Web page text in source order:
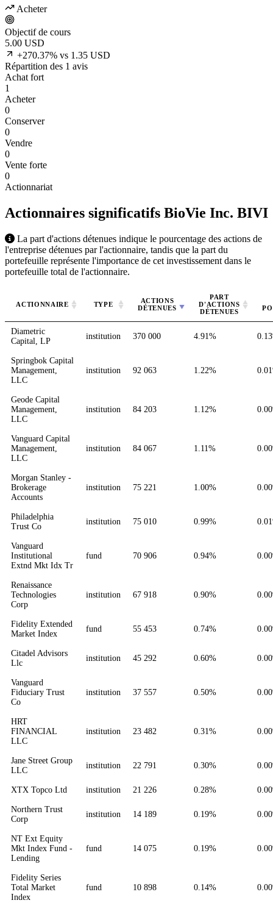
Acheter
Objectif de cours
5.00 USD
+270.37% vs 1.35 USD
Répartition des 1 avis
Achat fort
1
Acheter
0
Conserver
0
Vendre
0
Vente forte
0
Actionnariat
Actionnaires significatifs BioVie Inc. BIVI
La part d'actions détenues indique le pourcentage des actions de
l'entreprise détenues par l'actionnaire, tandis que la part du
portefeuille représente l'importance de cet investissement dans le
portefeuille total de l'actionnaire.
ACTIONNAIRE TYPE
ACTIONS
DÉTENUES
PART
D'ACTIONS
DÉTENUES
Diametric
Capital, LP
institution 370 000 4.91%
Springbok Capital
Management,
LLC
institution 92 063 1.22%
Geode Capital
Management,
LLC
institution 84 203 1.12%
Vanguard Capital
Management,
LLC
institution 84 067 1.11%
Morgan Stanley -
Brokerage
Accounts
institution 75 221 1.00%
Philadelphia
Trust Co
institution 75 010 0.99%
Vanguard
Institutional
Extnd Mkt Idx Tr
fund 70 906 0.94%
Renaissance
Technologies
Corp
institution 67 918 0.90%
Fidelity Extended
Market Index
fund 55 453 0.74%
Citadel Advisors
Llc
institution 45 292 0.60%
Vanguard
Fiduciary Trust
Co
institution 37 557 0.50%
HRT
FINANCIAL
LLC
institution 23 482 0.31%
Jane Street Group
LLC
institution 22 791 0.30%
XTX Topco Ltd institution 21 226 0.28%
Northern Trust
Corp
institution 14 189 0.19%
NT Ext Equity
Mkt Index Fund -
Lending
fund 14 075 0.19%
Fidelity Series
Total Market
Index
fund 10 898 0.14%